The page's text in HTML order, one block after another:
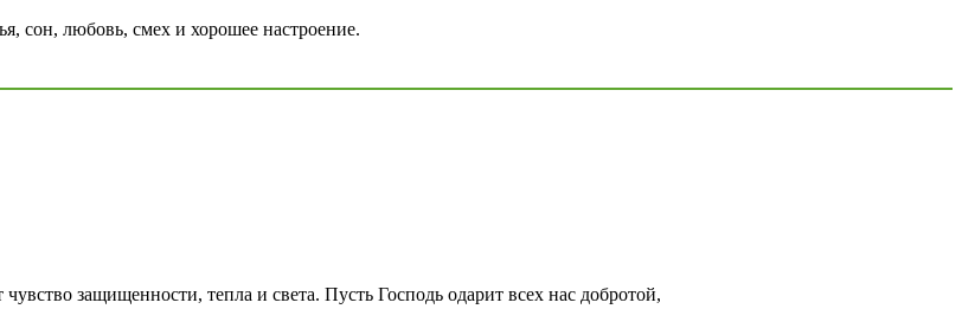
сон, любовь, смех и хорошее настроение.
защищенности, тепла и света. Пусть Господь одарит всех нас добротой,